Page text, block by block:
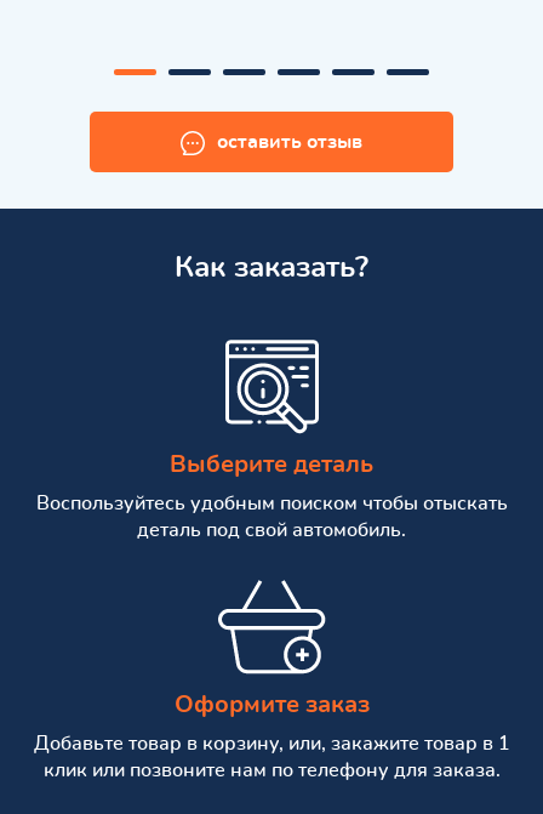
оставить отзыв
Как заказать?
Выберите деталь
Воспользуйтесь удобным поиском чтобы отыскать
деталь под свой автомобиль.
Оформите заказ
Добавьте товар в корзину, или, закажите товар в 1
клик или позвоните нам по телефону для заказа.